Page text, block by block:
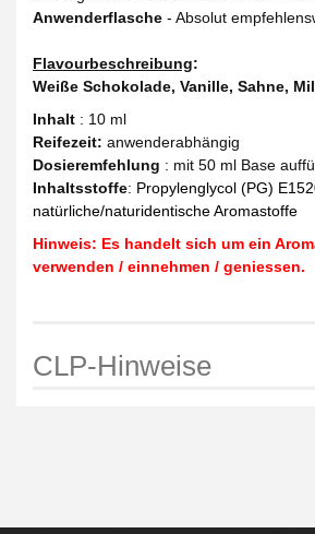
Anwenderflasche - Absolut
Flavourbeschreibung:
Weiße Schokolade, Vanille, Sahne,
Inhalt : 10 ml
Reifezeit: anwenderabhängig
Dosieremfehlung : mit 50 ml Base
Inhaltsstoffe: Propylenglycol (PG)
natürliche/naturidentische Aromastoffe
Hinweis: Es handelt sich um ein
verwenden / einnehmen / geniessen.
CLP-Hinweise